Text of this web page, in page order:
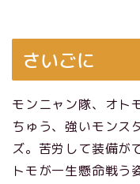
さいごに
モンニャン隊、オト
ちゅう、強いモンス
ズ。苦労して装備が
トモが一生懸命戦う